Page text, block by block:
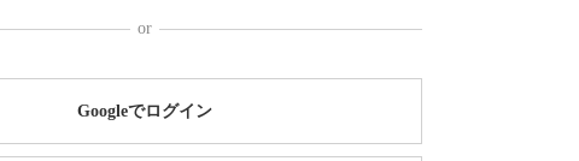
Googleでログイン